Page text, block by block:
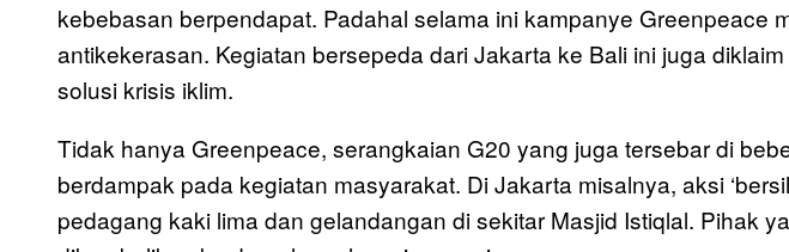
kebebasan berpendapat. Padahal selama ini kampanye Greenpeace
antikekerasan. Kegiatan bersepeda dari Jakarta ke Bali ini juga
solusi krisis iklim.
Tidak hanya Greenpeace, serangkaian G20 yang juga tersebar di
berdampak pada kegiatan masyarakat. Di Jakarta misalnya, aksi
pedagang kaki lima dan gelandangan di sekitar Masjid Istiqlal. Pihak